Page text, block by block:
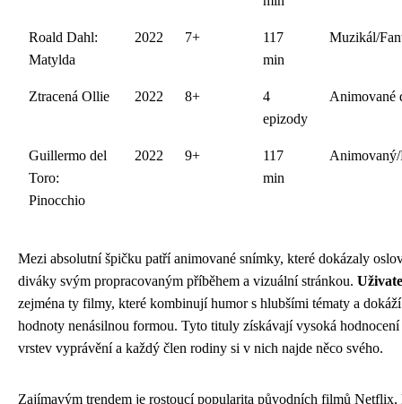
Roald Dahl:
Matylda
2022 7+
117
min
Muzikál/
Ztracená Ollie 2022 8+
4
epizody
Animované
Guillermo del
Toro:
Pinocchio
2022 9+
117
min
Animovaný/
Mezi absolutní špičku patří animované snímky, které dokázaly
diváky svým propracovaným příběhem a vizuální stránkou.
zejména ty filmy, které kombinují humor s hlubšími tématy a
hodnoty nenásilnou formou. Tyto tituly získávají vysoká
vrstev vyprávění a každý člen rodiny si v nich najde něco svého.
Zajímavým trendem je rostoucí popularita původních filmů